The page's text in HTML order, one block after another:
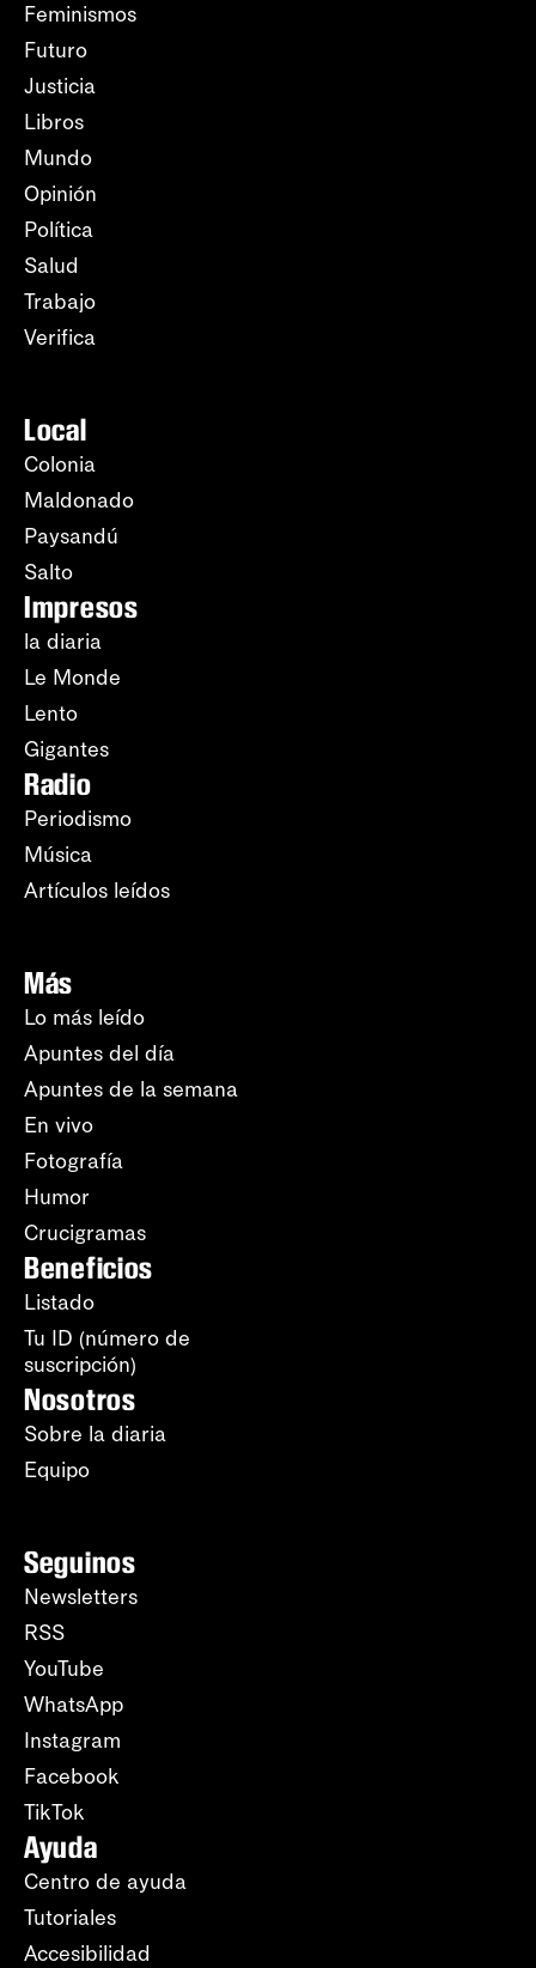
Feminismos
Futuro
Justicia
Libros
Mundo
Opinión
Política
Salud
Trabajo
Verifica
Local
Colonia
Maldonado
Paysandú
Salto
Impresos
la diaria
Le Monde
Lento
Gigantes
Radio
Periodismo
Música
Artículos leídos
Más
Lo más leído
Apuntes del día
Apuntes de la semana
En vivo
Fotografía
Humor
Crucigramas
Beneficios
Listado
Tu ID (número de
suscripción)
Nosotros
Sobre la diaria
Equipo
Seguinos
Newsletters
RSS
YouTube
WhatsApp
Instagram
Facebook
TikTok
Ayuda
Centro de ayuda
Tutoriales
Accesibilidad